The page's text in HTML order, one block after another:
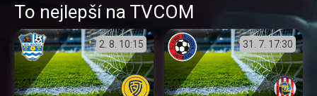
To nejlepší na TVCOM
2. 8. 10:15 31. 7. 17:30